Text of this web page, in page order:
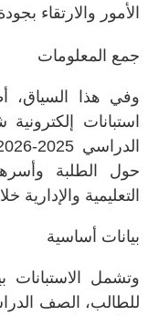
الأمور والارتقاء
جمع المعلومات
وفي هذا السياق،
استبانات
حول الطلبة
التعليمية والإدارية
بيانات أساسية
وتشمل الاستبانات
للطالب، الصف